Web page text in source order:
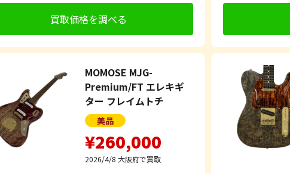
買取価格を調べる
MOMOSE MJG-
Premium/FT エレキギ
ター フレイムトチ
美品
¥260,000
2026/4/8 大阪府で買取